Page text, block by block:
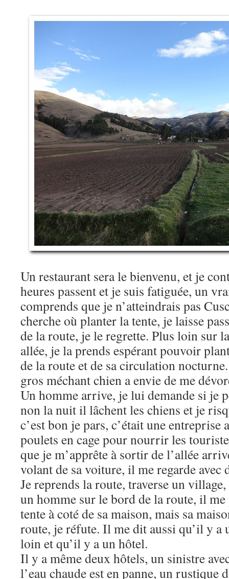
Un restaurant sera le bienvenu, et je
heures passent et je suis fatiguée, un
comprends que je n’atteindrais pas
cherche où planter la tente, je laisse
de la route, je le regrette. Plus loin sur
allée, je la prends espérant pouvoir
de la route et de sa circulation
gros méchant chien a envie de me
Un homme arrive, je lui demande si je
non la nuit il lâchent les chiens et je
c’est bon je pars, c’était une entreprise
poulets en cage pour nourrir les
que je m’apprête à sortir de l’allée
volant de sa voiture, il me regarde
Je reprends la route, traverse un
un homme sur le bord de la route, il
tente à coté de sa maison, mais sa
route, je réfute. Il me dit aussi qu’il y a
loin et qu’il y a un hôtel.
Il y a même deux hôtels, un sinistre
l’eau chaude est en panne, un rustique